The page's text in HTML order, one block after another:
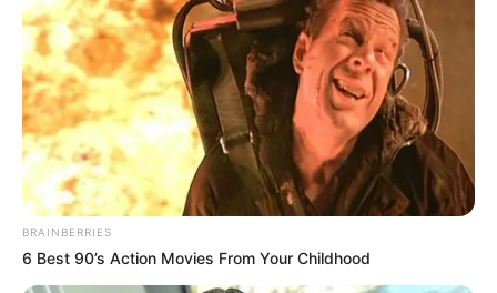
BRAINBERRIES
6 Best 90’s Action Movies From Your Childhood